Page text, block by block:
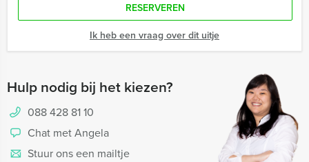
RESERVEREN
Ik heb een vraag over dit uitje
Hulp nodig bij het kiezen?
088 428 81 10
Chat met Angela
Stuur ons een mailtje